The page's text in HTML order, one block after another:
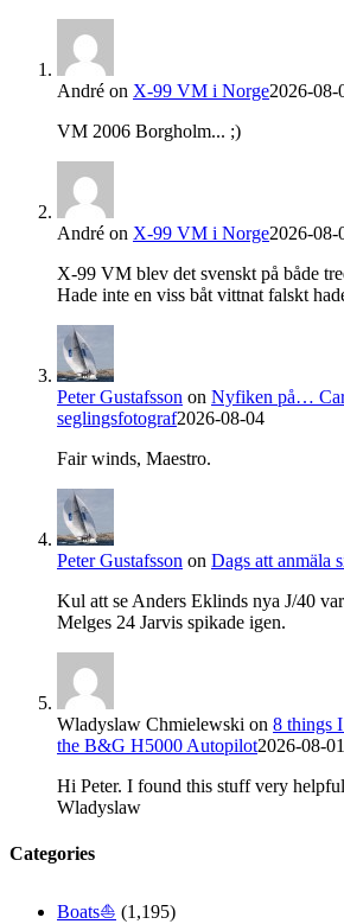
André on X-99 VM i Norge2026-08-
VM 2006 Borgholm... ;)
André on X-99 VM i Norge2026-08-
X-99 VM blev det svenskt på både
Hade inte en viss båt vittnat falskt
Peter Gustafsson on Nyfiken på…
seglingsfotograf2026-08-04
Fair winds, Maestro.
Peter Gustafsson on Dags att anmäla
Kul att se Anders Eklinds nya J/40
Melges 24 Jarvis spikade igen.
Wladyslaw Chmielewski on 8 things
the B&G H5000 Autopilot2026-08-01
Hi Peter. I found this stuff very
Wladyslaw
Categories
Boats⛵️ (1,195)